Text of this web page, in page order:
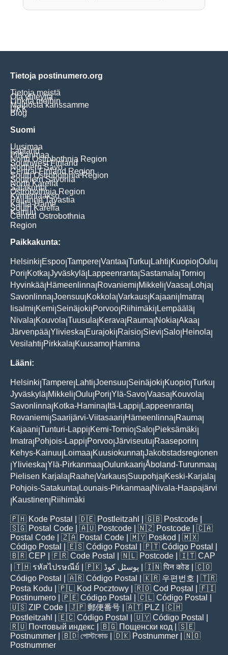
Tietoja postinumero.org
Tietoja meistä
Ota yhteyttä
Linkitä meihin
Mainosta kanssamme
UKK
Blog
Suomi
Uusimaa
Lapland
Pirkanmaa
North Ostrobothnia Region
Southwest Finland
Northern Savo
Central Finland Region
South Ostrobothnia Region
Southern Savonia
North Karelia
Satakunta
Ostrobothnia Region
Kymenlaakso
Päijänne Tavastia
Kanta-Häme
South Karelia
Kainuu
Central Ostrobothnia
Region
Paikkakunta:
Helsinki Espoo Tampere Vantaa Turku Lahti Kuopio Oulu
Pori Kotka Jyväskylä Lappeenranta Sastamala Tornio
Hyvinkää Hämeenlinna Rovaniemi Mikkeli Vaasa Lohja
Savonlinna Joensuu Kokkola Varkaus Kajaani Imatra
Iisalmi Kemi Seinäjoki Porvoo Riihimäki Lempäälä
Nivala Kouvola Tuusula Kerava Rauma Nokia Akaa
Järvenpää Ylivieska Eurajoki Raisio Sievi Salo Heinola
Vesilahti Pirkkala Kuusamo Hamina
Lääni:
Helsinki Tampere Lahti Joensuu Seinäjoki Kuopio Turku
Jyväskylä Mikkeli Oulu Pori Ylä-Savo Vaasa Kouvola
Savonlinna Kotka-Hamina Itä-Lappi Lappeenranta
Rovaniemi Saarijärvi-Viitasaari Hämeenlinna Rauma
Kajaani Tunturi-Lappi Kemi-Tornio Salo Pieksämäki
Imatra Pohjois-Lappi Porvoo Järviseutu Raaseporin
Kehys-Kainuu Loimaa Kuusiokunnat|Jakobstadsregionen
Ylivieska Ylä-Pirkanmaa Oulunkaari Åboland-Turunmaa
Pielisen Karjala Raahe Varkaus Suupohja Keski-Karjala
Pohjois-Satakunta Lounais-Pirkanmaa Nivala-Haapajärvi
Kaustinen Riihimäki
🇵🇭 Kode Postal | 🇩🇪 Postleitzahl | 🇬🇧 Postcode
🇸🇬 Postal Code | 🇦🇺 Postcode | 🇳🇿 Postcode | 🇨🇦
Postal Code | 🇿🇦 Postal Code | 🇲🇾 Poskod
| 🇲🇽
Código Postal
| 🇪🇸 Código Postal | 🇵🇹 Código Postal
🇧🇷 CEP | 🇫🇷 Code Postal | 🇳🇱 Postcode | 🇮🇹 CAP
| 🇹🇭 รหัสไปรษณีย์ | 🇵🇰 پوسٹل کوڈ | 🇮🇳पिन कोड | 🇨🇴
Código Postal
| 🇦🇷 Código Postal | 🇰🇷 우편번호
| 🇹🇷
Posta Kodu | 🇵🇱 Kod Pocztowy | 🇷🇴 Cod Poștal
| 🇫🇮
Postinumero | 🇵🇪 Código Postal | 🇨🇱 Código Postal
🇺🇸 ZIP Code | 🇯🇵 郵便番号 | 🇦🇹 PLZ | 🇨🇭
Postleitzahl
| 🇪🇨 Código Postal | 🇺🇾 Código Postal
🇷🇺 Почтовый индекс | 🇧🇬 Пощенски код | 🇸🇪
Postnummer | 🇧🇩 পোস্টকোড | 🇩🇰 Postnummer | 🇳🇴
Postnummer